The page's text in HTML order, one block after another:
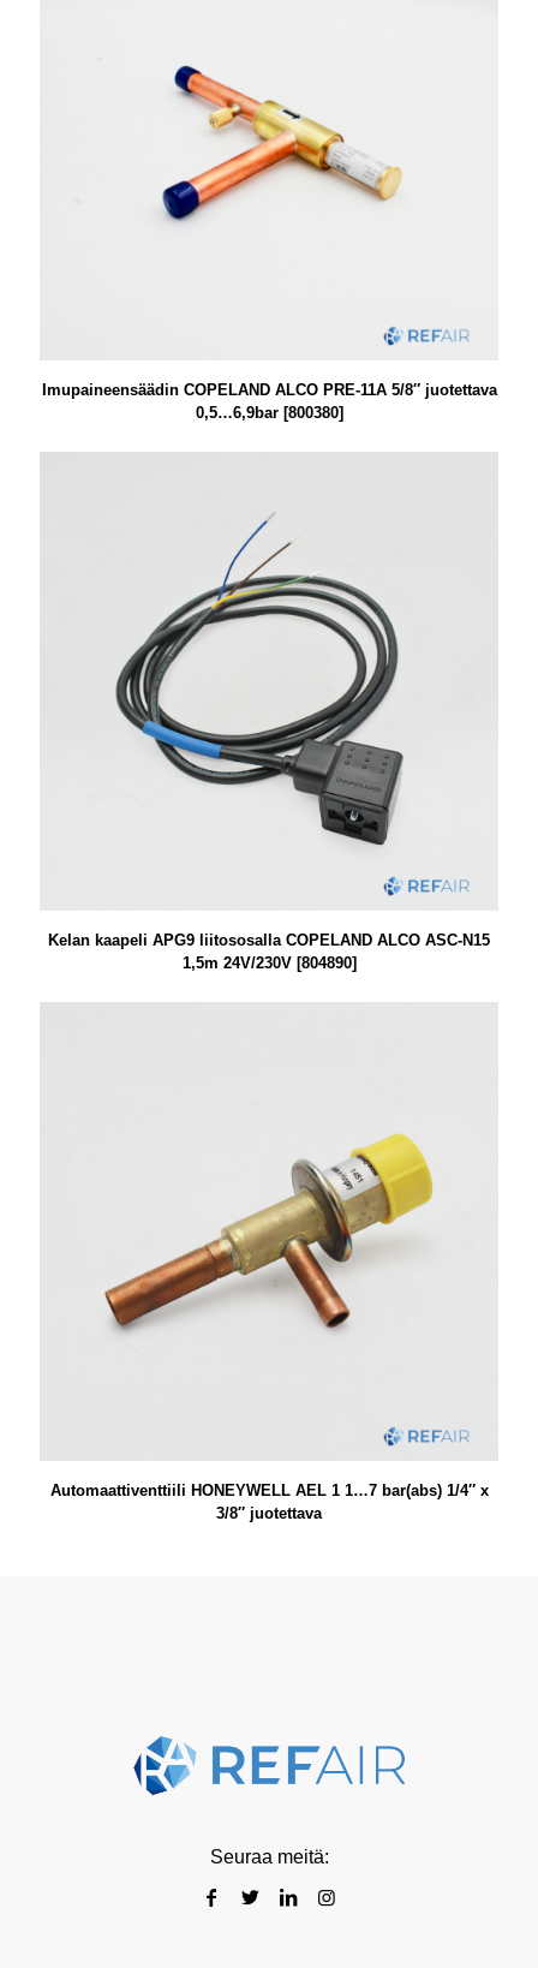
Imupaineensäädin COPELAND ALCO PRE-11A 5/8″ juotettava
0,5…6,9bar [800380]
Kelan kaapeli APG9 liitososalla COPELAND ALCO ASC-N15
1,5m 24V/230V [804890]
Automaattiventtiili HONEYWELL AEL 1 1…7 bar(abs) 1/4″ x
3/8″ juotettava
Seuraa meitä: